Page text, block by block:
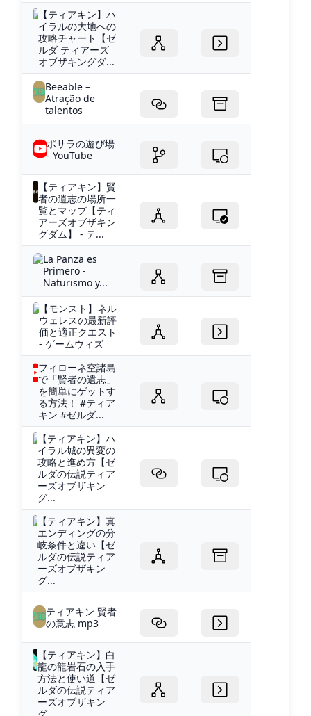
【ティアキン】ハ
イラルの大地への
攻略チャート【ゼ
ルダ ティアーズ
オブザキングダ...
Beeable –
Atração de
talentos
ポサラの遊び場
- YouTube
【ティアキン】賢
者の遺志の場所一
覧とマップ【ティ
アーズオブザキン
グダム】 - テ...
La Panza es
Primero -
Naturismo y...
【モンスト】ネル
ウェレスの最新評
価と適正クエスト
- ゲームウィズ
フィローネ空諸島
で「賢者の遺志」
を簡単にゲットす
る方法！ #ティア
キン #ゼルダ...
【ティアキン】ハ
イラル城の異変の
攻略と進め方【ゼ
ルダの伝説ティア
ーズオブザキン
グ...
【ティアキン】真
エンディングの分
岐条件と違い【ゼ
ルダの伝説ティア
ーズオブザキン
グ...
ティアキン 賢者
の意志 mp3
【ティアキン】白
龍の龍岩石の入手
方法と使い道【ゼ
ルダの伝説ティア
ーズオブザキン